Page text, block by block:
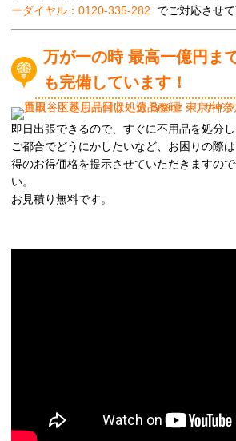
ーダイヤル：0120-335-282
でご対応させて
万が一の時 最高一億円ま
も完備しています！
即日出張できるので、すぐに不用品を処分
ご都合でどうにかしたいなど、お困りの際
得のお得価格を提示させていただきますの
い。
お見積り無料です。